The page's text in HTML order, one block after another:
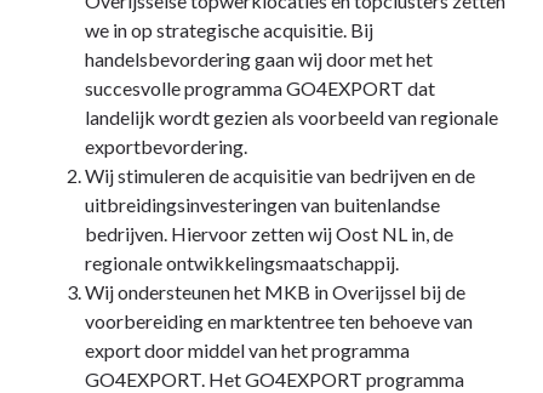
we in op strategische acquisitie. Bij
handelsbevordering gaan wij door met het
succesvolle programma GO4EXPORT dat
landelijk wordt gezien als voorbeeld van regionale
exportbevordering.
Wij stimuleren de acquisitie van bedrijven en de
uitbreidingsinvesteringen van buitenlandse
bedrijven. Hiervoor zetten wij Oost NL in, de
regionale ontwikkelingsmaatschappij.
Wij ondersteunen het MKB in Overijssel bij de
voorbereiding en marktentree ten behoeve van
export door middel van het programma
GO4EXPORT. Het GO4EXPORT programma